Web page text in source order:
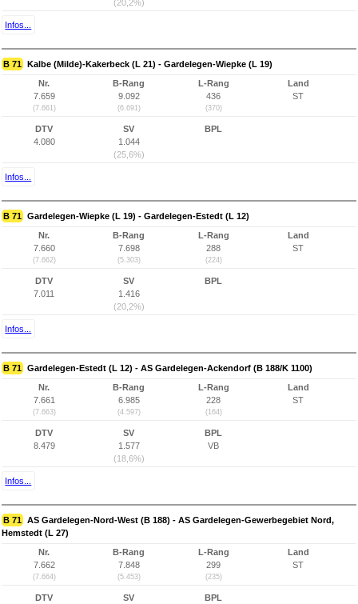
(20,2%)
Infos...
B 71 Kalbe (Milde)-Kakerbeck (L 21) - Gardelegen-Wiepke (L 19)
Nr.
7.659
(7.661)
B-Rang
9.092
(6.691)
L-Rang
436
(370)
Land
ST
DTV
4.080
SV
1.044
(25,6%)
BPL
Infos...
B 71 Gardelegen-Wiepke (L 19) - Gardelegen-Estedt (L 12)
Nr.
7.660
(7.662)
B-Rang
7.698
(5.303)
L-Rang
288
(224)
Land
ST
DTV
7.011
SV
1.416
(20,2%)
BPL
Infos...
B 71 Gardelegen-Estedt (L 12) - AS Gardelegen-Ackendorf (B 188/K 1100)
Nr.
7.661
(7.663)
B-Rang
6.985
(4.597)
L-Rang
228
(164)
Land
ST
DTV
8.479
SV
1.577
(18,6%)
BPL
VB
Infos...
B 71 AS Gardelegen-Nord-West (B 188) - AS Gardelegen-Gewerbegebiet Nord,
Hemstedt (L 27)
Nr.
7.662
(7.664)
B-Rang
7.848
(5.453)
L-Rang
299
(235)
Land
ST
DTV
SV
BPL